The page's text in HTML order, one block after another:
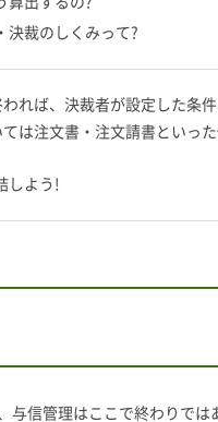
決裁のしくみって?
れば、決裁者が設定した条
は注文書・注文請書といっ
しよう!
与信管理はここで終わりで